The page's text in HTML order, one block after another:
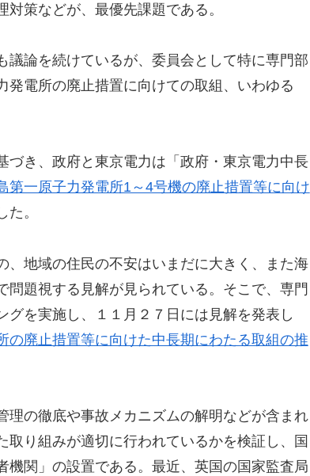
策などが、最優先課題である。
議論を続けているが、委員会として特に専門部
電所の廃止措置に向けての取組、いわゆる
づき、政府と東京電力は「政府・東京電力中長
第一原子力発電所1～4号機の廃止措置等に向け
。
、地域の住民の不安はいまだに大きく、また海
題視する見解が見られている。そこで、専門
を実施し、１１月２７日には見解を発表し
の廃止措置等に向けた中長期にわたる取組の推
の徹底や事故メカニズムの解明などが含まれ
り組みが適切に行われているかを検証し、国
機関」の設置である。最近、英国の国家監査局